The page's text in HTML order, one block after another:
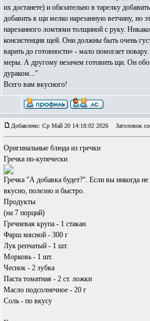
их достанете) и обязательно в тарелку
добавить в щи мелко нарезанную ветчину, но
нарезанного ломтями толщиной с руку.
консистенция щей. Они должны быть очень
варить до готовности» - мало помогает
меры. А другому незачем готовить щи. Он
дураком..."
Всего вам вкусного!
Добавлено: Ср Май 20 14:18:02 2026 Заголовок
Оригинальные блюда из гречки
Гречка по-купечески
Гречка "А добавка будет?". Если вы никогда
вкусно, полезно и быстро.
Продукты
(на 7 порций)
Гречневая крупа - 1 стакан
Фарш мясной - 300 г
Лук репчатый - 1 шт.
Морковь - 1 шт.
Чеснок - 2 зубка
Паста томатная - 2 ст. ложки
Масло подсолнечное - 20 г
Соль - по вкусу